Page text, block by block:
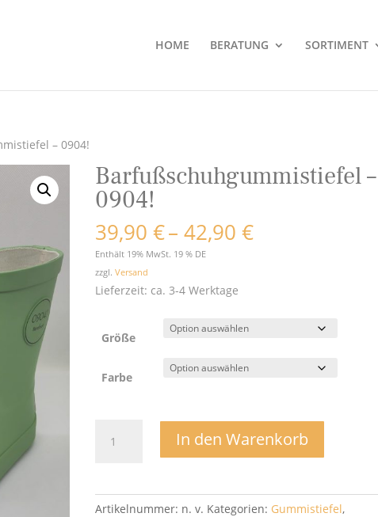
HOME BERATUNG SORTIMENT
– 0904!
Barfußschuhgummistiefel –
0904!
39,90€–42,90€Preisspanne:
Enthält 19% MwSt. 19 % DE
zzgl.Versand
Lieferzeit: ca. 3-4 Werktage
Größe
Farbe
In den Warenkorb
Artikelnummer: n. v. Kategorien: Gummistiefel,